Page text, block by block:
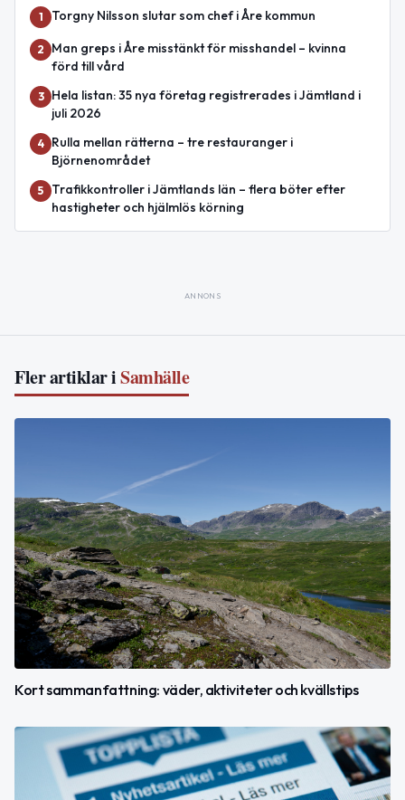
1 Torgny Nilsson slutar som chef i Åre kommun
2
Man greps i Åre misstänkt för misshandel – kvinna
förd till vård
3
Hela listan: 35 nya företag registrerades i Jämtland i
juli 2026
4
Rulla mellan rätterna – tre restauranger i
Björnenområdet
5
Trafikkontroller i Jämtlands län – flera böter efter
hastigheter och hjälmlös körning
ANNONS
Fler artiklar iSamhälle
Kort sammanfattning: väder, aktiviteter och kvällstips